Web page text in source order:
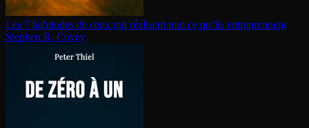
Les 7 habitudes de ceux qui réalisent tout ce qu’ils en­tre­prennent
Stephen R. Covey